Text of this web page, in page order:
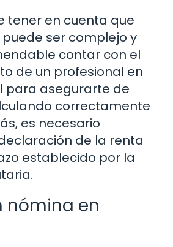
tener en cuenta que
ser complejo y
contar con el
de un profesional en
para asegurarte de
correctamente
es necesario
de la renta
establecido por la
nómina en